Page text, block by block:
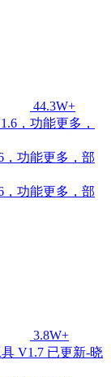
44.3W+
功能更多，部
功能更多，部
3.8W+